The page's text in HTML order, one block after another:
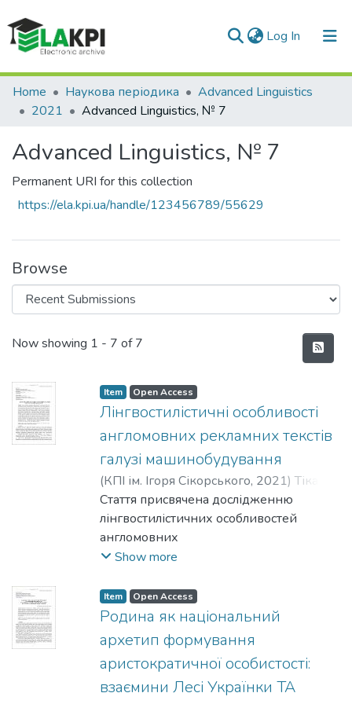
Log In (current)
Communities & Collections
All of DSpace
Statistics
Home Наукова періодика
Advanced Linguistics
2021
Advanced Linguistics, № 7
Advanced Linguistics, № 7
Permanent URI for this collection
https://ela.kpi.ua/handle/123456789/55629
Browse
Recent Submissions
Now showing 1 - 7 of 7
Item Open Access
Лінгвостилістичні особливості
англомовних рекламних текстів
галузі машинобудування
(КПІ ім. Ігоря Сікорського, 2021) Тікан,
Яна;Ющук, Валерія
Стаття присвячена дослідженню
лінгвостилістичних особливостей
англомовних
рекламних текстів галузі
однією з актуальних тем для
лінгвістичних досліджень, оскільки
реклама є динамічним явищем, що
зумовлює необхідність
систематизації лінгвостилістичних
особливостей англомовних рекламних
Show more
Item Open Access
Родина як національний
архетип формування
аристократичної особистості:
взаємини Лесі Українки ТА